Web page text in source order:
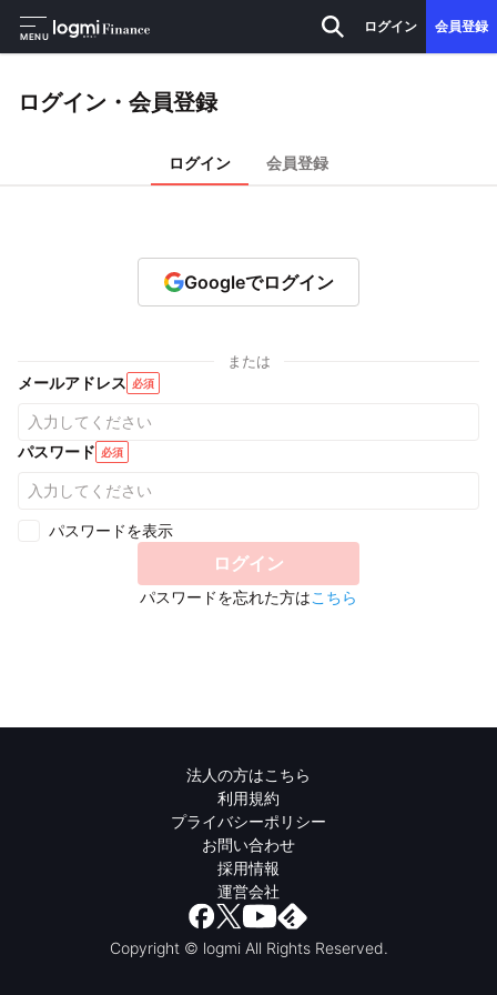
MENU
ログイン 会員登録
ログイン・会員登録
ログイン 会員登録
Googleでログイン
または
メールアドレス 必須
パスワード 必須
パスワードを表示
ログイン
パスワードを忘れた方はこちら
法人の方はこちら
利用規約
プライバシーポリシー
お問い合わせ
採用情報
運営会社
Copyright © logmi All Rights Reserved.